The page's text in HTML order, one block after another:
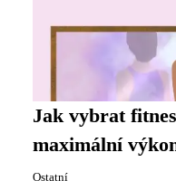
Jak vybrat
maximální
Ostatní